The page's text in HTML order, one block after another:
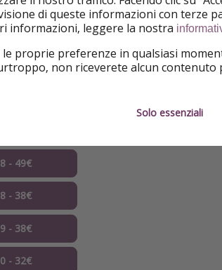
- 21€
- 21€
- 49€
- 38€
- 38€
- 32€
di queste informazioni con terze
informazioni, leggere la nostra
le proprie preferenze in qualsiasi
non riceverete alcun contenuto
Solo essenziali